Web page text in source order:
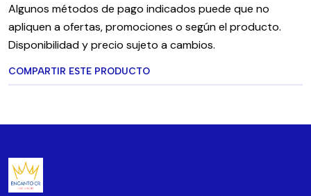
Algunos métodos de pago indicados puede que no
apliquen a ofertas, promociones o según el producto.
Disponibilidad y precio sujeto a cambios.
COMPARTIR ESTE PRODUCTO